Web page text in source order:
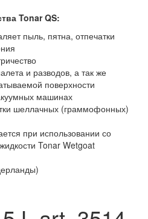
Tonar QS:
пыль, пятна, отпечатки
и разводов, а так же
поверхности
машинах
шеллачных (граммофонных)
при использовании со
Tonar Wetgoat